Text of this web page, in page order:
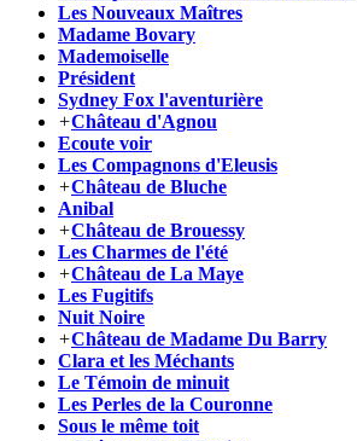
Les Nouveaux Maîtres
Madame Bovary
Mademoiselle
Président
Sydney Fox l'aventurière
+Château d'Agnou
Ecoute voir
Les Compagnons d'Eleusis
+Château de Bluche
Anibal
+Château de Brouessy
Les Charmes de l'été
+Château de La Maye
Les Fugitifs
Nuit Noire
+Château de Madame Du Barry
Clara et les Méchants
Le Témoin de minuit
Les Perles de la Couronne
Sous le même toit